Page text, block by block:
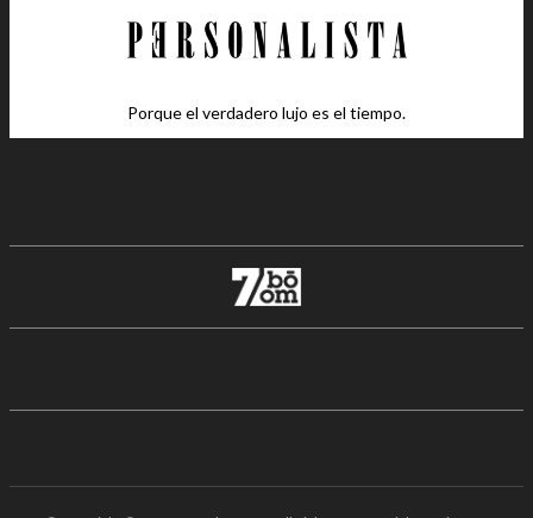
Porque el verdadero lujo es el tiempo.